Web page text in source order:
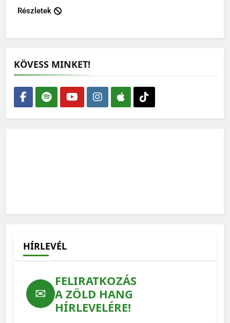
Részletek
KÖVESS MINKET!
HÍRLEVÉL
✉
FELIRATKOZÁS
A ZÖLD HANG
HÍRLEVELÉRE!